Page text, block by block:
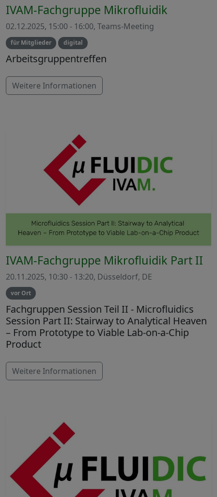
IVAM-Fachgruppe Mikrofluidik
02.12.2025, 15:00 - 16:00, Teams-Meeting
für Mitglieder digital
Arbeitsgruppentreffen
Weitere Informationen
IVAM-Fachgruppe Mikrofluidik Part II
20.11.2025, 10:30 - 13:20, Düsseldorf, DE
vor Ort
Fachgruppen Session Teil II - Microfluidics
Session Part II: Stairway to Analytical Heaven
– From Prototype to Viable Lab-on-a-Chip
Product
Weitere Informationen